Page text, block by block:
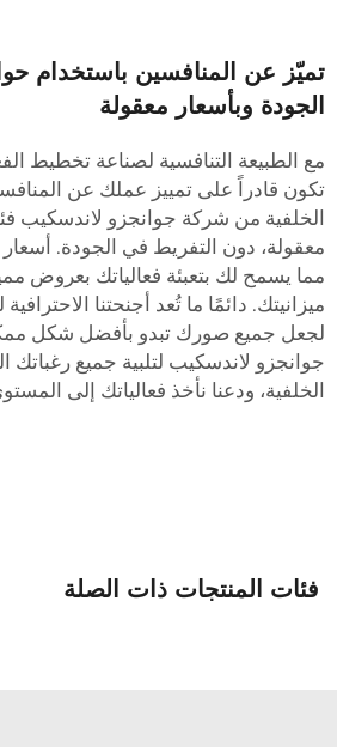
عن المنافسين باستخدام
وبأسعار معقولة
الطبيعة التنافسية لصناعة تخطيط
قادراً على تمييز عملك عن
من شركة جوانجزو لاندسكيب فئة
دون التفريط في الجودة. أسعار
يسمح لك بتعبئة فعالياتك بعروض
دائمًا ما تُعد أجنحتنا الاحترافية
جميع صورك تبدو بأفضل شكل
لاندسكيب لتلبية جميع رغباتك
ودعنا نأخذ فعالياتك إلى المستوى
فئات المنتجات ذات الصلة